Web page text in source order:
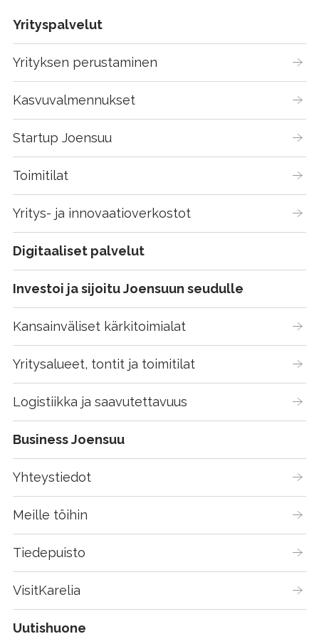
Yrityspalvelut
Yrityksen perustaminen
Kasvuvalmennukset
Startup Joensuu
Toimitilat
Yritys- ja innovaatioverkostot
Digitaaliset palvelut
Investoi ja sijoitu Joensuun seudulle
Kansainväliset kärkitoimialat
Yritysalueet, tontit ja toimitilat
Logistiikka ja saavutettavuus
Business Joensuu
Yhteystiedot
Meille töihin
Tiedepuisto
VisitKarelia
Uutishuone